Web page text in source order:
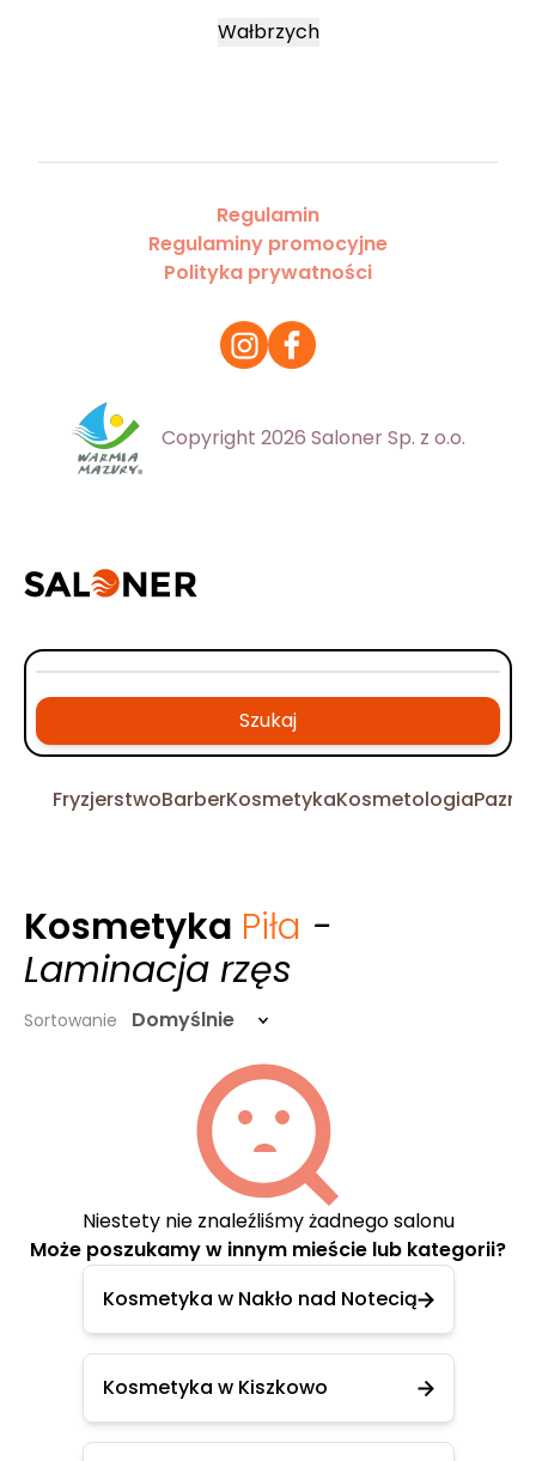
Wałbrzych
Regulamin
Regulaminy promocyjne
Polityka prywatności
Copyright 2026 Saloner Sp. z o.o.
Szukaj
FryzjerstwoBarberKosmetykaKosmetologia
Kosmetyka Piła -
Laminacja rzęs
Sortowanie Domyślnie
Niestety nie znaleźliśmy żadnego salonu
Może poszukamy w innym mieście lub kategorii?
Kosmetyka w Nakło nad Notecią
Kosmetyka w Kiszkowo